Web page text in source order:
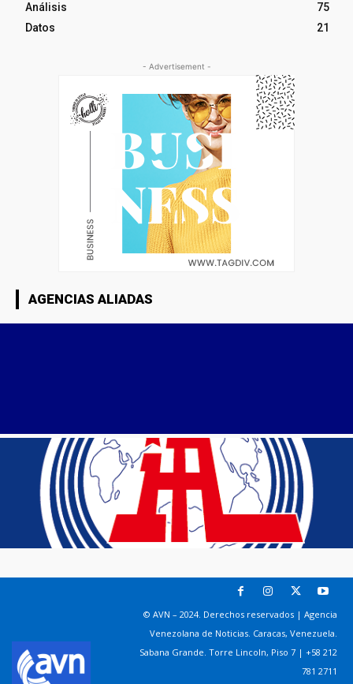
Análisis
75
Datos
21
- Advertisement -
AGENCIAS ALIADAS
© AVN – 2024. Derechos reservados | Agencia
Venezolana de Noticias. Caracas, Venezuela.
Sabana Grande. Torre Lincoln, Piso 7 | +58 212
781 2711